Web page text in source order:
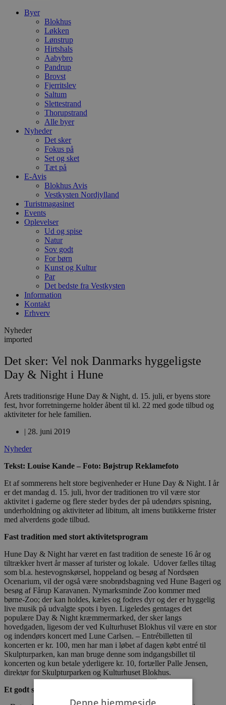
Byer
Blokhus
Løkken
Lønstrup
Hirtshals
Aabybro
Pandrup
Brovst
Fjerritslev
Saltum
Slettestrand
Thorupstrand
Alle byer
Nyheder
Det sker
Fokus på
Set og sket
Tæt på
E-Avis
Blokhus Avis
Vestkysten Nordjylland
Turistmagasinet
Events
Oplevelser
Ud og spise
Natur
Sov godt
For børn
Kunst og Kultur
Par
Det bedste fra Vestkysten
Information
Kontakt
Erhverv
Nyheder
imported
Det sker: Vel nok Danmarks hyggeligste
Day & Night i Hune
Årets traditionsrige Hune Day & Night, d. 15. juli, er byens store
fest, hvor forretningerne holder åbent til kl. 22 med gode tilbud og
aktiviteter for hele familien.
| 28. juni 2019
Nyheder
Tekst: Louise Kande – Foto: Bøjstrup Reklamefoto
Et af sommerens helt store begivenheder er Hune Day & Night. I år
er det mandag d. 15. juli, hvor der traditionen tro vil være stor
aktivitet i gaderne og flere steder bydes der på udendørs spisning,
underholdning og aktiviteter ad libitum, alt imens butikkerne frister
med alverdens gode tilbud.
Fast tradition med stort aktivitetsprogram
Hune Day & Night har været en fast tradition de seneste 16 år og
tiltrækker hvert år masser af turister og lokale. Udover fælles tiltag
som bl.a. hestevognskørsel, hoppeland og besøg af Nordsøen
Ocenarium, vil der også være snobrødsbagning ved Hune Bageri og
besøg af Fårup Karavanen. Nymarksminde Zoo kommer med
børne-Zoo; der kan holdes, kæles og fodres dyr og der er hyggelig
live musik på udvalgte spots i byen. Ligeledes gentages det
populære Day & Night kræmmermarked, der sker langs
hovedgaden, ligesom der ved Kulturhuset Blokhus vil være en stor
og indendørs koncert med Lune Carlsen. – Entrébilletten til
koncerten er kr. 100, men har man i løbet af dagen købt entré til
Skulpturparken, kan man bruge denne som indgangsbillet til
koncerten og kun betale yderligere kr. 10, fortæller Palle Jensen,
direktør for Skulpturparken og Kulturhuset Blokhus.
Et godt sammenhold
Denne hjemmeside